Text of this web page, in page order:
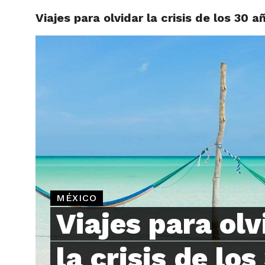
Viajes para olvidar la crisis de los 30
MÉXICO
Viajes para